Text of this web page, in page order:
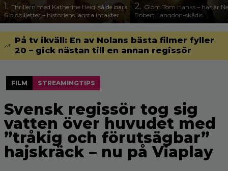
1. Thrillern med Katherine Heigl sålde bara
6 biobiljetter – historiens lägsta intäkter
2. Glöm Tom Hanks – här är
Robert Langdon-skådis
På tv ikväll: En av Nolans bästa filmer fyller
20 – gick nästan till en annan regissör
FILM STREAMINGTIPS
Svensk regissör tog sig
vatten över huvudet med
”tråkig och förutsägbar”
hajskräck – nu på Viaplay